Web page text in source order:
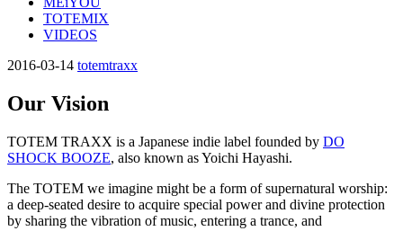
TOTEMIX
VIDEOS
2016-03-14 totemtraxx
Our Vision
TOTEM TRAXX is a Japanese indie label founded by DO
SHOCK BOOZE, also known as Yoichi Hayashi.
The TOTEM we imagine might be a form of supernatural worship:
a deep-seated desire to acquire special power and divine protection
by sharing the vibration of music, entering a trance, and